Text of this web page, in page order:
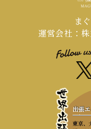
ま
運営会社：
出張
東京、